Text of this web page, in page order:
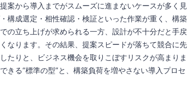
案から導入までがスムーズに進まないケースが多く見
構成選定・相性確認・検証といった作業が重く、構築
の立ち上げが求められる一方、設計が不十分だと手戻
なります。その結果、提案スピードが落ちて競合に先
たりと、ビジネス機会を取りこぼすリスクが高まりま
きる“標準の型”と、構築負荷を増やさない導入プロセ